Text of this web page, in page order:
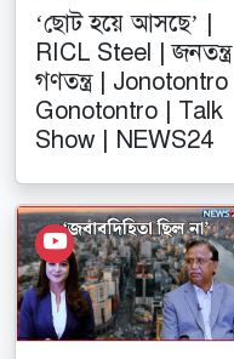
‘ছোট হয়ে আসছে’ |
RICL Steel | জনতন্ত্র
গণতন্ত্র | Jonotontro
Gonotontro | Talk
Show | NEWS24